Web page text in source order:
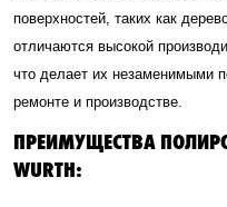
поверхностей, таких как
отличаются высокой
что делает их незаменимыми
ремонте и производстве.
ПРЕИМУЩЕСТВА
WURTH: